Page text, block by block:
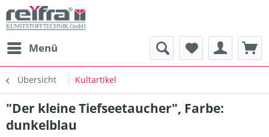
Menü
Übersicht Kultartikel
"Der kleine Tiefseetaucher", Farbe:
dunkelblau